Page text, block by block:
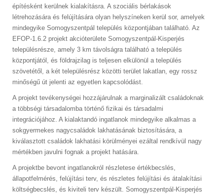
építésként kerülnek kialakításra. A szociális bérlakások
létrehozására és felújítására olyan helyszíneken kerül sor, amelyek
mindegyike Somogyszentpál település központjában található. Az
EFOP-1.6.2 projekt akcióterülete Somogyszentpál-Kisperjés
településrésze, amely 3 km távolságra található a település
központjától, és földrajzilag is teljesen elkülönül a település
szövetétől, a két településrész közötti terület lakatlan, egy rossz
minőségű út jelenti az egyetlen kapcsolódást.
A projekt tevékenységei hozzájárulnak a marginalizált családoknak
a többségi társadalomba történő fizikai és társadalmi
integrációjához. A kialaktandó ingatlanok mindegyike alkalmas a
sokgyermekes nagycsaládok lakhatásának biztosítására, a
kiválasztott családok lakhatási körülményei ezáltal rendkívül nagy
mértékben javulni fognak a projekt hatására.
A projektbe bevont ingatlanokról részletese értékbecslés,
állapotfelmérés, felújítási terv, és részletes felújítási és átalakítási
költségbecslés, és kiviteli terv készült. Somogyszentpál-Kisperjés